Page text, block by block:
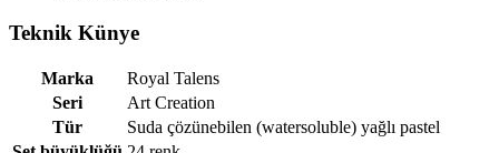
Teknik Künye
Marka
Royal Talens
Seri
Art Creation
Tür
Suda çözünebilen (watersoluble) yağlı pastel